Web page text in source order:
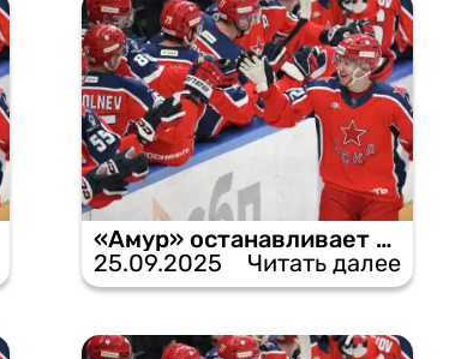
«Амур» останавливает ЦСКА, не пропустив ни одной шайбы.
25.09.2025
Читать далее